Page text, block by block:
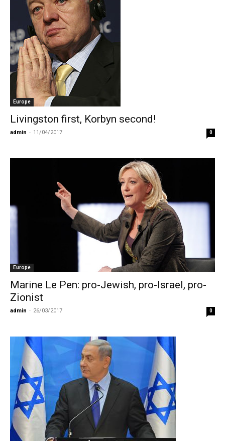
Europe
Livingston first, Korbyn second!
admin - 11/04/2017 0
Europe
Marine Le Pen: pro-Jewish, pro-Israel, pro-
Zionist
admin - 26/03/2017 0